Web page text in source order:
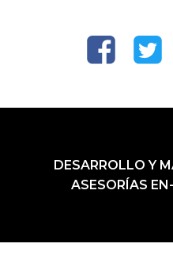
DESARROLLO Y
ASESORÍAS